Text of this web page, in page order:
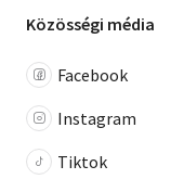
Közösségi média
Facebook
Instagram
Tiktok